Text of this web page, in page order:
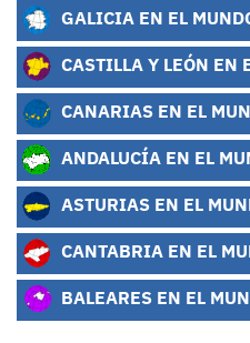
GALICIA EN EL
CASTILLA Y LEÓN EN
CANARIAS EN EL
ANDALUCÍA EN EL
ASTURIAS EN EL
CANTABRIA EN EL
BALEARES EN EL